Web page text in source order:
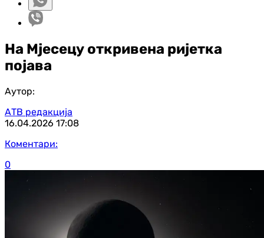
На Мјесецу откривена ријетка
појава
Аутор:
АТВ редакција
16.04.2026 17:08
Коментари:
0